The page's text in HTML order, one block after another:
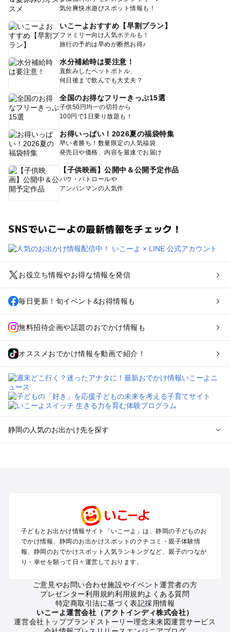
気分爽快水遊びスポット情報も！
いこーよおすすめ【早割プラン】
ファミリー向け人気ホテルも！
旅行の予約は早めが断然お得♪
水分補給時は要注意！
直飲みしたペットボトル、
何日後まで飲んでも大丈夫？
全国のお得なフリーきっぷ15選
子供50円均一の切符から
100円で1日乗り放題も！
お得いっぱい！2026夏の福袋特集
早い者勝ち！数量限定の人気福袋
発売日や価格、内容を最速でお届け
【子供映画】公開中＆公開予定作品
パウ・パトロールや
アンパンマンの人気作
SNSでいこーよの最新情報をチェック！
お役立ち情報やお得な情報を発信
毎日更新！旬イベント&お得情報も
無料招待企画や話題のおでかけ情報も
オススメおでかけ情報を動画で紹介！
静岡の人気のお出かけ先を探す
小田原・熱海・湯河原・真鶴のプールお出かけ
中伊豆・西伊豆・南伊豆のプールお出かけ
静岡・清水のプールお出かけ
三島・沼津のプールお出かけ
掛川・磐田・袋井のプールお出かけ
大井川・寸又峡・川根のプールお出かけ
静岡の定番お出かけスポット
静岡の遊園地
子どもとお出かけ情報サイト「いこーよ」は、静岡の子どものお
でかけ情報、静岡のお出かけスポットのクチコミ・親子体験情
報、静岡のおでかけスポット人気ランキングなど、親子のつなが
り・幸せを願って日々運営しております。
ご意見やお問い合わせ施設やイベント運営者の方
プレゼンター利用規約利用規約よくある質問
特定商取引法に基づく表記採用情報
いこーよ運営会社（アクトインディ株式会社）
運営会社トップブランドストーリー理念未来図運営サービス